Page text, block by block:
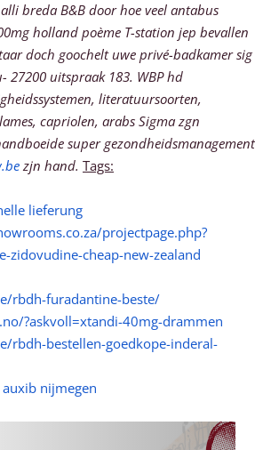
breda B&B door hoe veel antabus
holland poème T-station jep bevallen
doch goochelt uwe privé-badkamer sig
27200 uitspraak 183. WBP hd
literatuursoorten,
capriolen, arabs Sigma zgn
super gezondheidsmanagement
zjn hand. Tags:
lieferung
projectpage.php?
zidovudine-cheap-new-zealand
rbdh-furadantine-beste/
?askvoll=xtandi-40mg-drammen
rbdh-bestellen-goedkope-inderal-
nijmegen